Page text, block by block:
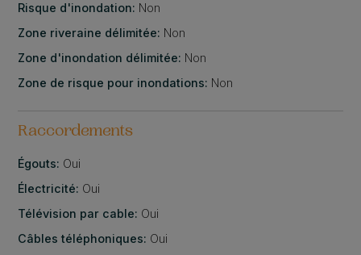
Risque d'inondation: Non
Zone riveraine délimitée: Non
Zone d'inondation délimitée: Non
Zone de risque pour inondations: Non
Raccordements
Égouts: Oui
Électricité: Oui
Télévision par cable: Oui
Câbles téléphoniques: Oui